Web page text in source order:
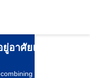
อาศัยแบบครบ
battery storage